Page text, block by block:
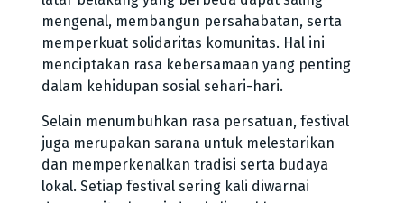
mengenal, membangun persahabatan, serta
memperkuat solidaritas komunitas. Hal ini
menciptakan rasa kebersamaan yang penting
dalam kehidupan sosial sehari-hari.
Selain menumbuhkan rasa persatuan, festival
juga merupakan sarana untuk melestarikan
dan memperkenalkan tradisi serta budaya
lokal. Setiap festival sering kali diwarnai